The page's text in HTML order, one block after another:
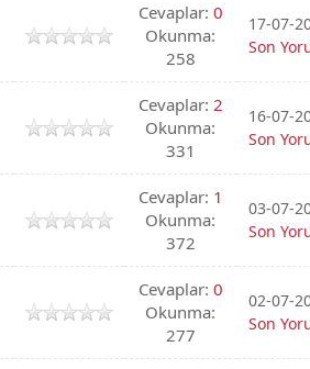
Cevaplar: 0
Okunma:
258
17-07-
Son
Cevaplar: 2
Okunma:
331
16-07-
Son
Cevaplar: 1
Okunma:
372
03-07-
Son
Cevaplar: 0
Okunma:
277
02-07-
Son